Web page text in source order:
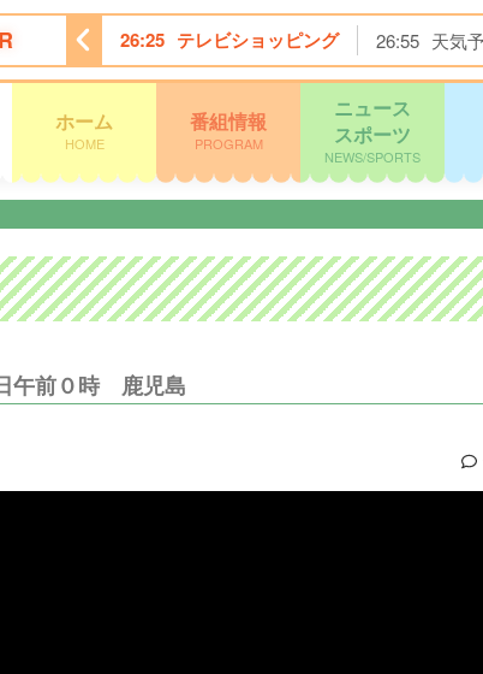
ッピング 26:25 テレビショッピング 26:55 天気
ホーム
HOME
番組情報
PROGRAM
ニュース
スポーツ
NEWS/SPORTS
午前０時 鹿児島